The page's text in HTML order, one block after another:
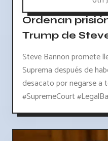
Ordenan
Trump de
Steve Bannon promete
Suprema después de
desacato por negarse a
#SupremeCourt